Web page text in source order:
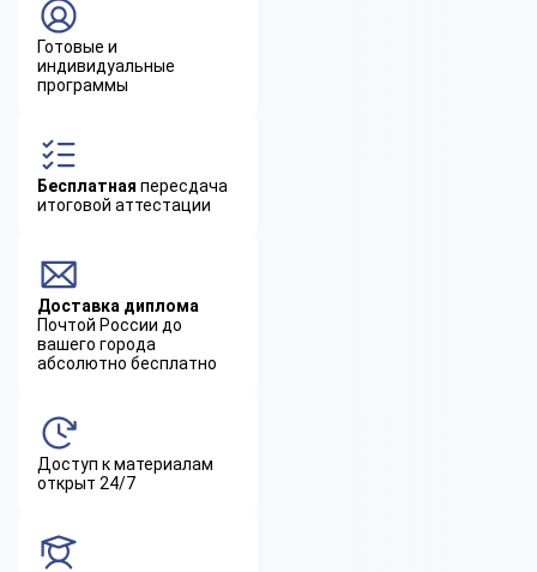
Готовые и
индивидуальные
программы
Бесплатная пересдача
итоговой аттестации
Доставка диплома
Почтой России до
вашего города
абсолютно бесплатно
Доступ к материалам
открыт 24/7